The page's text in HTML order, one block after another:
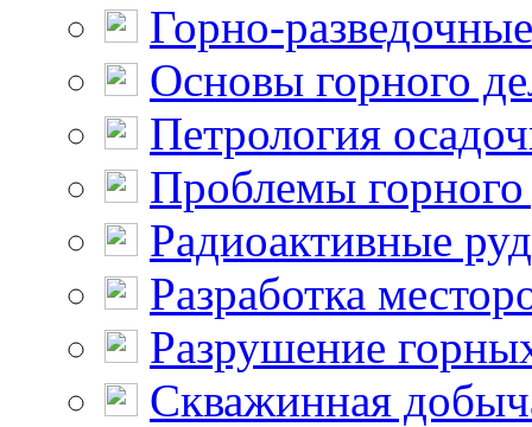
Горно-
Основы горного
Петрология
Проблемы горного
Радиоактивные
Разработка
Разрушение
Скважинная